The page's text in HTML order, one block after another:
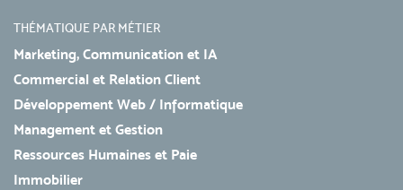
THÉMATIQUE PAR MÉTIER
Marketing, Communication et IA
Commercial et Relation Client
Développement Web / Informatique
Management et Gestion
Ressources Humaines et Paie
Immobilier